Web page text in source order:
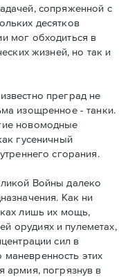
сопряженной с
десятков
мог обходиться в
жизней, но так и
преград не
изощренное - танки.
новомодные
гусеничный
сгорания.
Войны далеко
Как ни
лишь их мощь,
орудиях и пулеметах,
сил в
этих
армия, погрязнув в